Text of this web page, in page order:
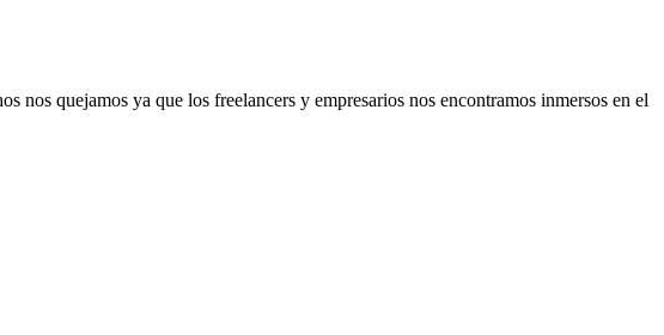
nos quejamos ya que los freelancers y empresarios nos encontramos inmersos en el